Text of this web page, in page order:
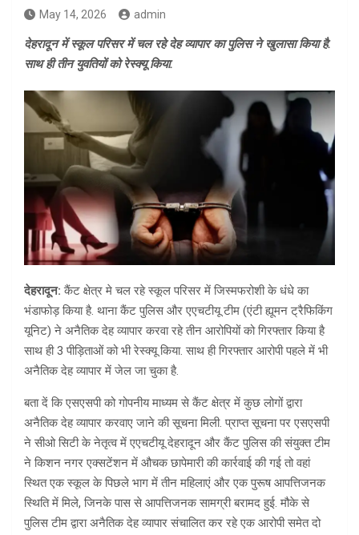
May 14, 2026 admin
देहरादून में स्कूल परिसर में चल रहे देह व्यापार का पुलिस ने खुलासा किया है.
साथ ही तीन युवतियों को रेस्क्यू किया.
देहरादून:कैंट क्षेत्र मे चल रहे स्कूल परिसर में जिस्मफरोशी के धंधे का
भंडाफोड़ किया है. थाना कैंट पुलिस और एएचटीयू टीम (एंटी ह्यूमन ट्रैफिकिंग
यूनिट) ने अनैतिक देह व्यापार करवा रहे तीन आरोपियों को गिरफ्तार किया है
साथ ही 3 पीड़िताओं को भी रेस्क्यू किया. साथ ही गिरफ्तार आरोपी पहले में भी
अनैतिक देह व्यापार में जेल जा चुका है.
बता दें कि एसएसपी को गोपनीय माध्यम से कैंट क्षेत्र में कुछ लोगों द्वारा
अनैतिक देह व्यापार करवाए जाने की सूचना मिली. प्राप्त सूचना पर एसएसपी
ने सीओ सिटी के नेतृत्व में एएचटीयू देहरादून और कैंट पुलिस की संयुक्त टीम
ने किशन नगर एक्सटेंशन में औचक छापेमारी की कार्रवाई की गई तो वहां
स्थित एक स्कूल के पिछले भाग में तीन महिलाएं और एक पुरूष आपत्तिजनक
स्थिति में मिले, जिनके पास से आपत्तिजनक सामग्री बरामद हुई. मौके से
पुलिस टीम द्वारा अनैतिक देह व्यापार संचालित कर रहे एक आरोपी समेत दो